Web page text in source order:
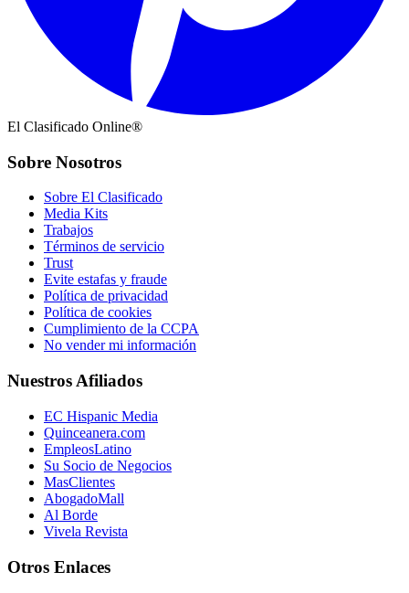
El Clasificado Online®
Sobre Nosotros
Sobre El Clasificado
Media Kits
Trabajos
Términos de servicio
Trust
Evite estafas y fraude
Política de privacidad
Política de cookies
Cumplimiento de la CCPA
No vender mi información
Nuestros Afiliados
EC Hispanic Media
Quinceanera.com
EmpleosLatino
Su Socio de Negocios
MasClientes
AbogadoMall
Al Borde
Vivela Revista
Otros Enlaces